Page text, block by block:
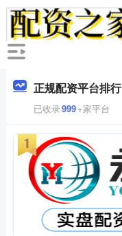
正规配资平台排行
已收录999+家平台